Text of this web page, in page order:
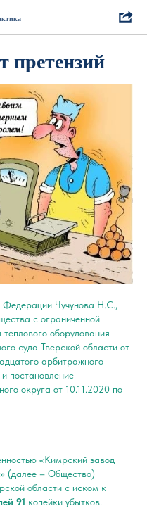
претензий
Федерации Чучунова Н.С.,
с ограниченной
оборудования
суда Тверской области от
арбитражного
постановление
округа от 10.11.2020 по
«Кимрский завод
(далее – Общество)
области с иском к
91 копейки убытков.